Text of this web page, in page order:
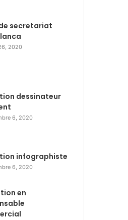
secretariat
2020
dessinateur
6, 2020
infographiste
6, 2020
en